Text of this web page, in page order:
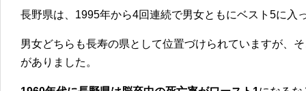
長野県は、1995年から4回連続で男女ともにベスト5に入
男女どちらも長寿の県として位置づけられていますが、
がありました。